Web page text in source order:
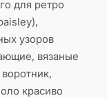
для ретро
узоров
вязаные
красиво